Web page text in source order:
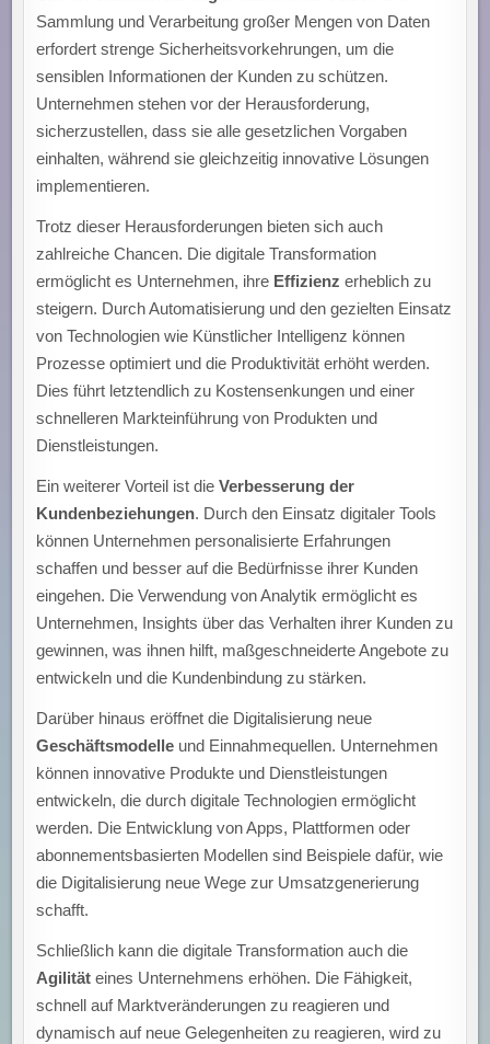
Sammlung und Verarbeitung großer Mengen von Daten
erfordert strenge Sicherheitsvorkehrungen, um die
sensiblen Informationen der Kunden zu schützen.
Unternehmen stehen vor der Herausforderung,
sicherzustellen, dass sie alle gesetzlichen Vorgaben
einhalten, während sie gleichzeitig innovative Lösungen
implementieren.
Trotz dieser Herausforderungen bieten sich auch
zahlreiche Chancen. Die digitale Transformation
ermöglicht es Unternehmen, ihre Effizienz erheblich zu
steigern. Durch Automatisierung und den gezielten Einsatz
von Technologien wie Künstlicher Intelligenz können
Prozesse optimiert und die Produktivität erhöht werden.
Dies führt letztendlich zu Kostensenkungen und einer
schnelleren Markteinführung von Produkten und
Dienstleistungen.
Ein weiterer Vorteil ist dieVerbesserung der
Kundenbeziehungen. Durch den Einsatz digitaler Tools
können Unternehmen personalisierte Erfahrungen
schaffen und besser auf die Bedürfnisse ihrer Kunden
eingehen. Die Verwendung von Analytik ermöglicht es
Unternehmen, Insights über das Verhalten ihrer Kunden zu
gewinnen, was ihnen hilft, maßgeschneiderte Angebote zu
entwickeln und die Kundenbindung zu stärken.
Darüber hinaus eröffnet die Digitalisierung neue
Geschäftsmodelle und Einnahmequellen. Unternehmen
können innovative Produkte und Dienstleistungen
entwickeln, die durch digitale Technologien ermöglicht
werden. Die Entwicklung von Apps, Plattformen oder
abonnementsbasierten Modellen sind Beispiele dafür, wie
die Digitalisierung neue Wege zur Umsatzgenerierung
schafft.
Schließlich kann die digitale Transformation auch die
Agilität eines Unternehmens erhöhen. Die Fähigkeit,
schnell auf Marktveränderungen zu reagieren und
dynamisch auf neue Gelegenheiten zu reagieren, wird zu